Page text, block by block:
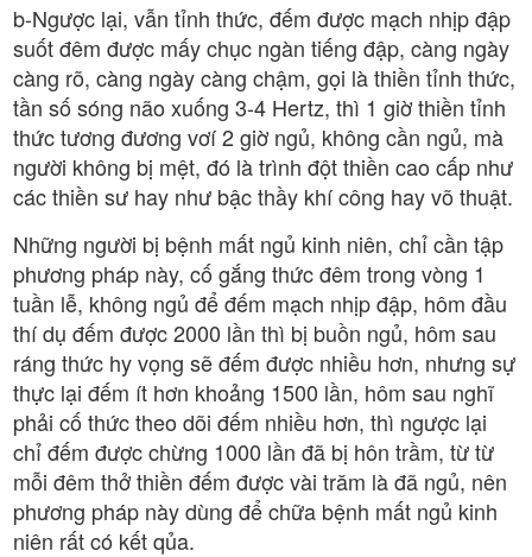
b-Ngược lại, vẫn tỉnh thức, đếm được mạch nhịp đập
suốt đêm được mấy chục ngàn tiếng đập, càng ngày
càng rõ, càng ngày càng chậm, gọi là thiền tỉnh thức,
tần số sóng não xuống 3-4 Hertz, thì 1 giờ thiền tỉnh
thức tương đương vơí 2 giờ ngủ, không cần ngủ, mà
người không bị mệt, đó là trình đột thiền cao cấp như
các thiền sư hay như bậc thầy khí công hay võ thuật.
Những người bị bệnh mất ngủ kinh niên, chỉ cần tập
phương pháp này, cố gắng thức đêm trong vòng 1
tuần lễ, không ngủ để đếm mạch nhịp đập, hôm đầu
thí dụ đếm được 2000 lần thì bị buồn ngủ, hôm sau
ráng thức hy vọng sẽ đếm được nhiều hơn, nhưng sự
thực lại đếm ít hơn khoảng 1500 lần, hôm sau nghĩ
phải cố thức theo dõi đếm nhiều hơn, thì ngược lại
chỉ đếm được chừng 1000 lần đã bị hôn trầm, từ từ
mỗi đêm thở thiền đếm được vài trăm là đã ngủ, nên
phương pháp này dùng để chữa bệnh mất ngủ kinh
niên rất có kết qủa.